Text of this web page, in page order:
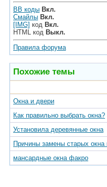
BB коды Вкл.
Смайлы Вкл.
[IMG] код Вкл.
HTML код Выкл.
Правила форума
Похожие темы
Окна и двери
Как правильно выбрать окна?
Установила деревянные окна
Причины замены старых окна
мансардные окна факро